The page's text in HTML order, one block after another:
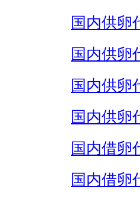
国内供卵
国内供卵
国内供卵
国内供卵
国内借卵
国内借卵